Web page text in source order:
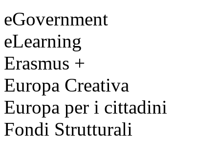
eGovernment
eLearning
Erasmus +
Europa Creativa
Europa per i cittadini
Fondi Strutturali